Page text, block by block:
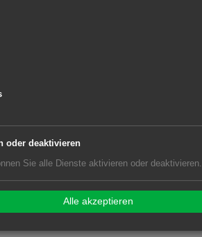
verliehen. OB
gebürtigen
bereits ein Kunstwerk
Der Künstler bedankte
Noch bis zum 25. Juni
Werkstatt sowie die
Oberfläche“ in der
oder deaktivieren
Sie alle Dienste aktivieren oder deaktivieren.
Alle akzeptieren